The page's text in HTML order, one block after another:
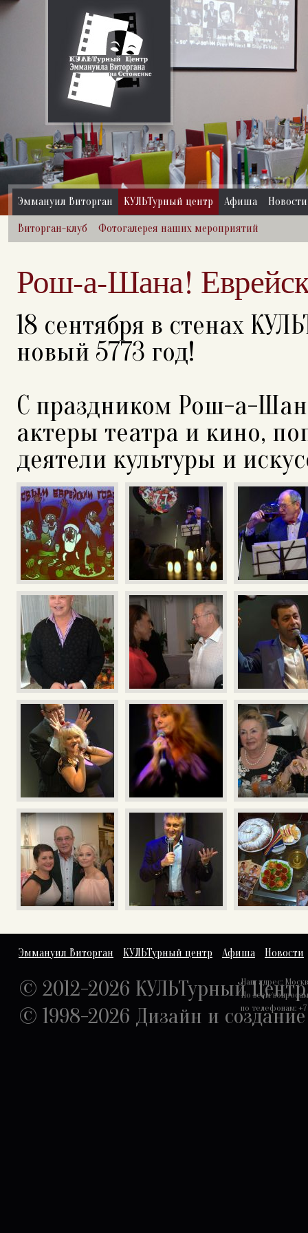
Эммануил Виторган КУЛЬТурный центр Афиша Новости
Виторган-клуб Фотогалерея наших мероприятий
Рош-а-Шана!
18 сентября в стенах
новый 5773 год!
С праздником Рош-а-
актеры театра и кино,
деятели культуры и
Эммануил Виторган КУЛЬТурный центр Афиша Новости
© 2012-2026 КУЛЬТурный
© 1998-2026 Дизайн и
Наш адрес:
По всем
по телефонам: